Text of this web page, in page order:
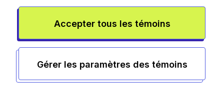
Apprendre
Blogue
Soutien
Accessibilité
Communiquez
Gérer les paramètres des témoins
Accepter tous les témoins